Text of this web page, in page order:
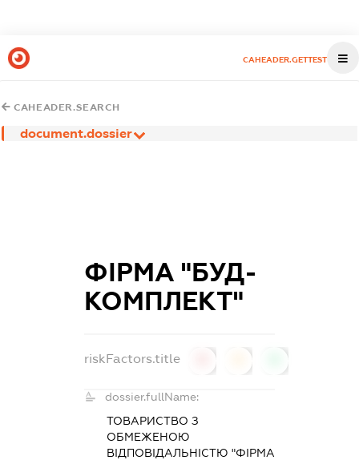
CAHEADER.GETTEST
CAHEADER.SEARCH
document.dossier
ФІРМА "БУД-
КОМПЛЕКТ"
riskFactors.title
dossier.fullName:
ТОВАРИСТВО З
ОБМЕЖЕНОЮ
ВІДПОВІДАЛЬНІСТЮ "ФІРМА